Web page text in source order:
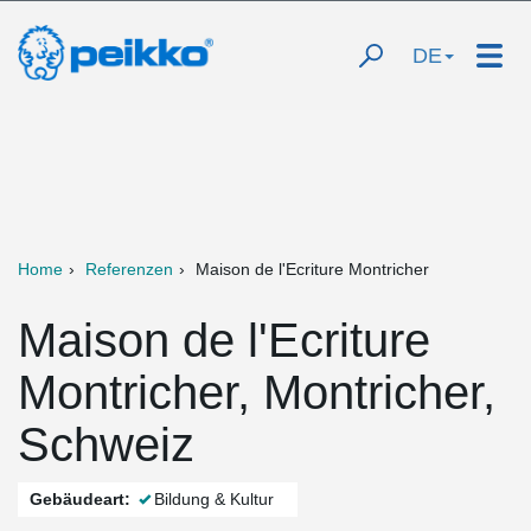
DE
Home Referenzen Maison de l'Ecriture Montricher
Maison de l'Ecriture
Montricher, Montricher,
Schweiz
Gebäudeart: Bildung & Kultur